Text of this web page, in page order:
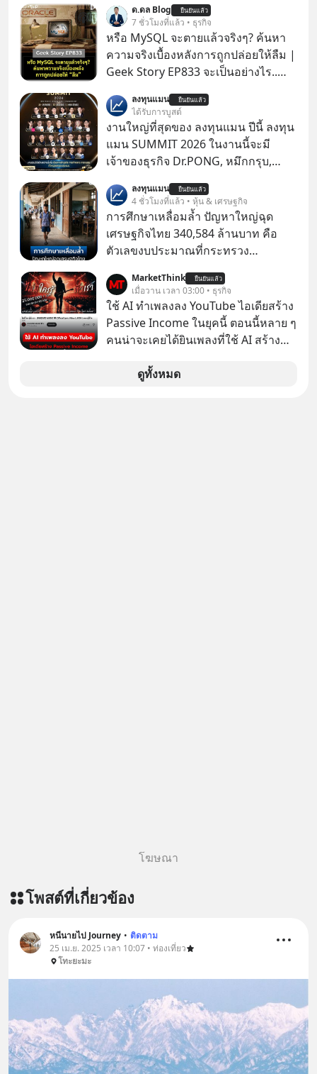
ด.ดล Blog ยืนยันแล้ว
7 ชั่วโมงที่แล้ว • ธุรกิจ
หรือ MySQL จะตายแล้วจริงๆ? ค้นหา
ความจริงเบื้องหลังการถูกปล่อยให้ลืม |
Geek Story EP833 จะเป็นอย่างไร..
กว่าครึ่งโลก ถูกมหาเศรษฐีคู่แข่งทุ่มเงิน
ซื้อกิจการไป? นี่คือเรื่องจริงของ
MySQL ฐานข้อมูลระดับตำนานที่
โปรแกรมเมอร์คนหนึ่งใช้เวลา 27 ปี
ปลุกปั้นและตั้งชื่อตามลูกสาวของตัวเอง
เมื่อรู้ว่าผลงานชิ้นเอกกำลังจะตกไปอยู่
ในมือของอาณาจักรที่จ้องจะทำลายมัน
เขาถึงขั้นต้องเขียนจดหมายเปิดผนึก
ขอร้องคนทั้งอินเทอร์เน็ตให้ช่วยหยุดยั้ง
ดีลนี้! เกิดอะไรขึ้นหลังจากการควบรวม
กิจการครั้งประวัติศาสตร์? ยักษ์ใหญ่
ตั้งใจซื้อไปพัฒนาต่อ หรือแค่ซื้อไป “ฆ่า”
ให้พ้นทางกันแน่? และทำไมจุดจบของ
เรื่องนี้ ถึงเป็นการฆาตกรรมแบบสโลว์
โมชันที่ไม่มีแม้แต่ศพให้เห็น? เลือกฟัง
ติดตาม PodCast ช่อง Geek Forever’s
ลงทุนแมน ยืนยันแล้ว
ได้รับการบูสต์
งานใหญ่ที่สุดของ ลงทุนแมน ปีนี้ ลงทุน
แมน SUMMIT 2026 ในงานนี้จะมี
เจ้าของธุรกิจ Dr.PONG, หมึกกรุบ,
Fastwork, MizuMi, KARMART, อิชิตัน
มาแชร์ความรู้การสร้างธุรกิจ
ลงทุนแมน ยืนยันแล้ว
4 ชั่วโมงที่แล้ว • หุ้น & เศรษฐกิจ
การศึกษาเหลื่อมล้ำ ปัญหาใหญ่ฉุด
เศรษฐกิจไทย 340,584 ล้านบาท คือ
ตัวเลขงบประมาณที่กระทรวง
รายจ่ายประจำปี 2568 ซึ่งมากที่สุดเป็น
อันดับ 2 รองจากกระทรวงการคลัง
MarketThink ยืนยันแล้ว
เมื่อวาน เวลา 03:00 • ธุรกิจ
ใช้ AI ทำเพลงลง YouTube ไอเดียสร้าง
Passive Income ในยุคนี้ ตอนนี้หลาย ๆ
คนน่าจะเคยได้ยินเพลงที่ใช้ AI สร้าง
รู้ตัวเรา” จากช่องชื่อว่า UNHEARD
ดูทั้งหมด
โฆษณา
โพสต์ที่เกี่ยวข้อง
หนีนายไป Journey • ติดตาม
25 เม.ย. 2025 เวลา 10:07 • ท่องเที่ยว
โทะยะมะ